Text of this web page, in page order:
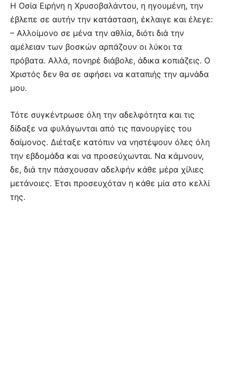
Η Οσία Ειρήνη η Χρυσοβαλάντου, η ηγουμένη, την
έβλεπε σε αυτήν την κατάσταση, έκλαιγε και έλεγε:
– Αλλοίμονο σε μένα την αθλία, διότι διά την
αμέλειαν των βοσκών αρπάζουν οι λύκοι τα
πρόβατα. Αλλά, πονηρέ διάβολε, άδικα κοπιάζεις. Ο
Χριστός δεν θα σε αφήσει να καταπιής την αμνάδα
μου.
Τότε συγκέντρωσε όλη την αδελφότητα και τις
δίδαξε να φυλάγωνται από τις πανουργίες του
δαίμονος. Διέταξε κατόπιν να νηστέψουν όλες όλη
την εβδομάδα και να προσεύχωνται. Να κάμνουν,
δε, διά την πάσχουσαν αδελφήν κάθε μέρα χίλιες
μετάνοιες. Έτσι προσευχόταν η κάθε μία στο κελλί
της.